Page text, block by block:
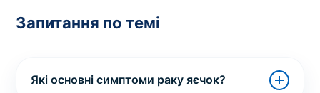
Запитання по темі
Які основні симптоми раку яєчок?